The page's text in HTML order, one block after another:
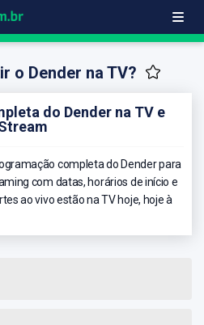
o Dender na TV?
do Dender na TV e
completa do Dender para
com datas, horários de início e
ao vivo estão na TV hoje, hoje à